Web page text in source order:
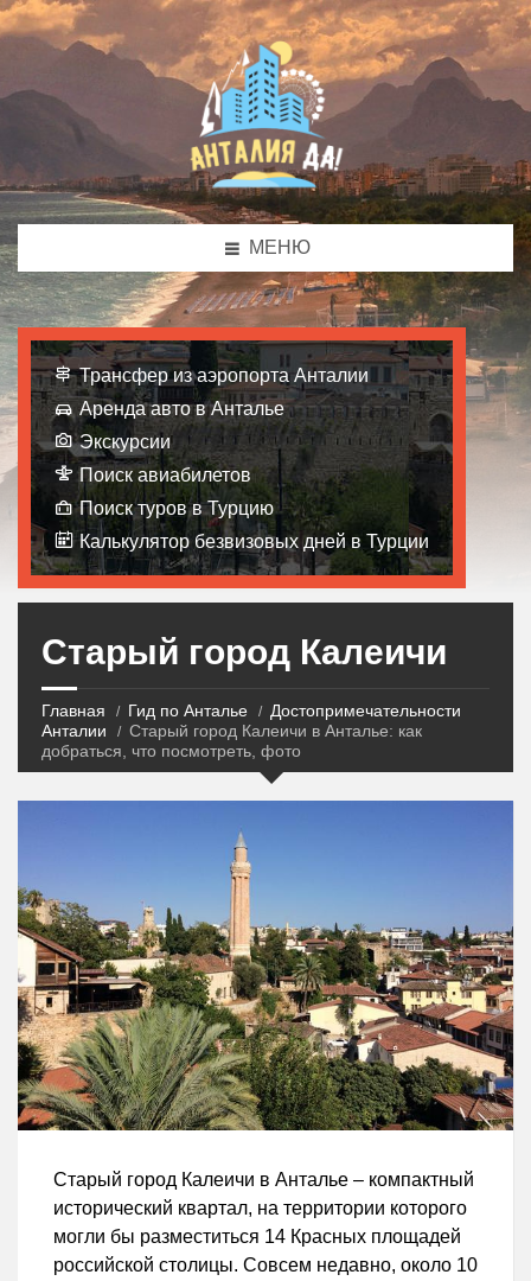
МЕНЮ
Трансфер из аэропорта Анталии
Аренда авто в Анталье
Экскурсии
Поиск авиабилетов
Поиск туров в Турцию
Калькулятор безвизовых дней в Турции
Старый город Калеичи
Главная Гид по Анталье
Достопримечательности
Анталии
Старый город Калеичи в Анталье: как
добраться, что посмотреть, фото
Старый город Калеичи в Анталье – компактный
исторический квартал, на территории которого
могли бы разместиться 14 Красных площадей
российской столицы. Совсем недавно, около 10